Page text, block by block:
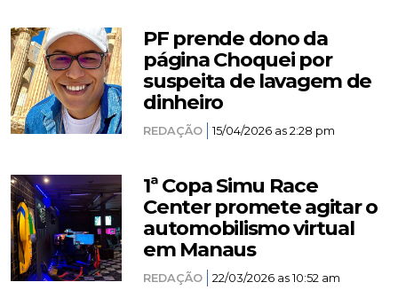
PF prende dono da
página Choquei por
suspeita de lavagem de
dinheiro
REDAÇÃO 15/04/2026 as 2:28 pm
1ª Copa Simu Race
Center promete agitar o
automobilismo virtual
em Manaus
REDAÇÃO 22/03/2026 as 10:52 am